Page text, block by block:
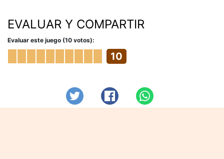
EVALUAR Y COMPARTIR
Evaluar este juego (10 votos):
10